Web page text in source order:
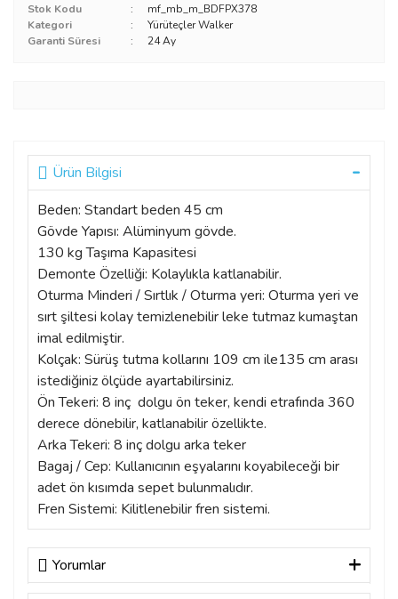
Stok Kodu
mf_mb_m_BDFPX378
Kategori
Yürüteçler Walker
Garanti Süresi
24 Ay
Ürün Bilgisi
Beden: Standart beden 45 cm
Gövde Yapısı: Alüminyum gövde.
130 kg Taşıma Kapasitesi
Demonte Özelliği: Kolaylıkla katlanabilir.
Oturma Minderi / Sırtlık / Oturma yeri: Oturma yeri ve
sırt şiltesi kolay temizlenebilir leke tutmaz kumaştan
imal edilmiştir.
Kolçak: Sürüş tutma kollarını 109 cm ile135 cm arası
istediğiniz ölçüde ayartabilirsiniz.
Ön Tekeri: 8 inç dolgu ön teker, kendi etrafında 360
derece dönebilir, katlanabilir özellikte.
Arka Tekeri: 8 inç dolgu arka teker
Bagaj / Cep: Kullanıcının eşyalarını koyabileceği bir
adet ön kısımda sepet bulunmalıdır.
Fren Sistemi: Kilitlenebilir fren sistemi.
Yorumlar